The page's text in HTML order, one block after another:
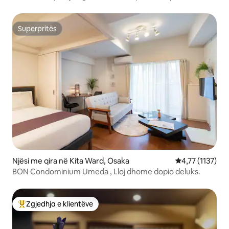
Superpritës
Superpritës
Njësi me qira në Kita Ward, Osaka Vlerësimi
4,77 (1137)
BON Condominium Umeda , Lloj dhome dopio deluks.
Më të mirat e zgjedhjeve të klientëve
Zgjedhja e klientëve